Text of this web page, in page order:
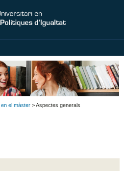
el màster > Aspectes generals